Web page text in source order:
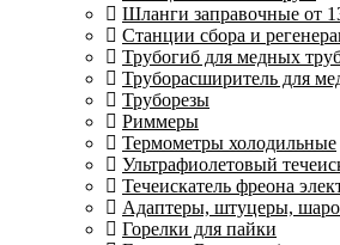
Шланги заправочные от
Станции сбора и
Трубогиб для медных
Труборасширитель для
Труборезы
Риммеры
Термометры холодильные
Ультрафиолетовый
Течеискатель фреона
Адаптеры, штуцеры,
Горелки для пайки